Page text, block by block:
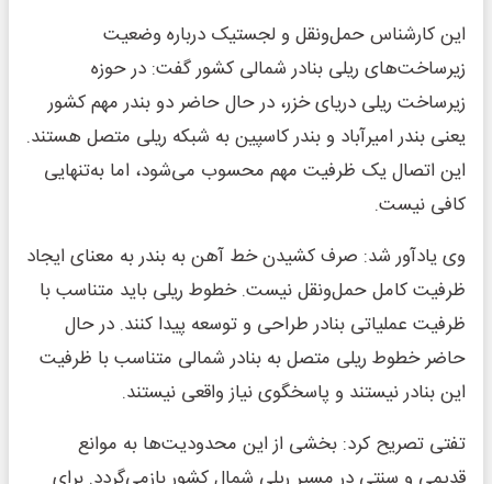
این کارشناس حمل‌ونقل و لجستیک درباره وضعیت
زیرساخت‌های ریلی بنادر شمالی کشور گفت: در حوزه
زیرساخت ریلی دریای خزر، در حال حاضر دو بندر مهم کشور
یعنی بندر امیرآباد و بندر کاسپین به شبکه ریلی متصل هستند.
این اتصال یک ظرفیت مهم محسوب می‌شود، اما به‌تنهایی
کافی نیست.
وی یادآور شد: صرف کشیدن خط آهن به بندر به معنای ایجاد
ظرفیت کامل حمل‌ونقل نیست. خطوط ریلی باید متناسب با
ظرفیت عملیاتی بنادر طراحی و توسعه پیدا کنند. در حال
حاضر خطوط ریلی متصل به بنادر شمالی متناسب با ظرفیت
این بنادر نیستند و پاسخگوی نیاز واقعی نیستند.
تفتی تصریح کرد: بخشی از این محدودیت‌ها به موانع